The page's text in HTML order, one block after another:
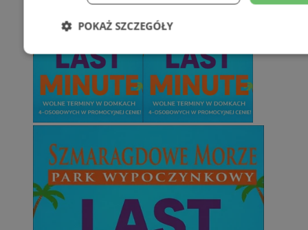
POKAŻ SZCZEGÓŁY
Niezbędne Wydajność
Niesklasyfikowane
Wydajność Targetowanie